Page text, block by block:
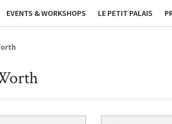
EVENTS & WORKSHOPS LE PETIT PALAIS
Contact